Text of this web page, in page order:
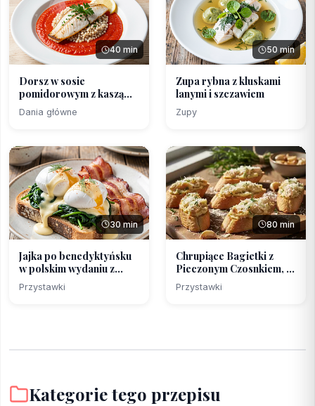
40 min
Dorsz w sosie
pomidorowym z kaszą
pęczak (...
Dania główne
50 min
Zupa rybna z kluskami
lanymi i szczawiem
Zupy
30 min
Jajka po benedyktyńsku
w polskim wydaniu z...
Przystawki
80 min
Chrupiące Bagietki z
Pieczonym Czosnkiem, ...
Przystawki
Kategorie tego przepisu